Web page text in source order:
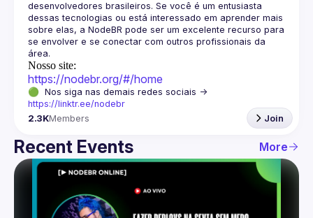
desenvolvedores brasileiros. Se você é um entusiasta
dessas tecnologias ou está interessado em aprender mais
sobre elas, a NodeBR pode ser um excelente recurso para
se envolver e se conectar com outros profissionais da
Nosso site:
https://nodebr.org/#/home
https://linktr.ee/nodebr
2.3KMembers Join
Recent Events More